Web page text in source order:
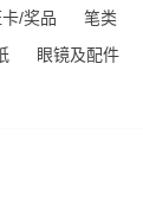
/奖品 笔类
眼镜及配件